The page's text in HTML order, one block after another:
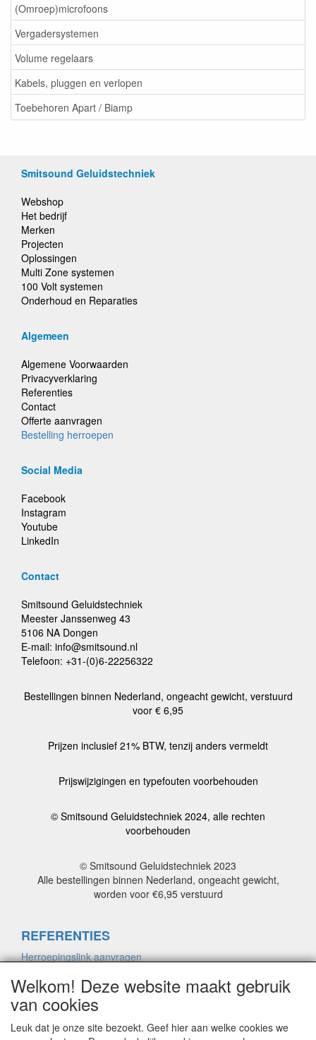
(Omroep)microfoons
Vergadersystemen
Volume regelaars
Kabels, pluggen en verlopen
Toebehoren Apart / Biamp
Smitsound Geluidstechniek
Webshop
Het bedrijf
Merken
Projecten
Oplossingen
Multi Zone systemen
100 Volt systemen
Onderhoud en Reparaties
Algemeen
Algemene Voorwaarden
Privacyverklaring
Referenties
Contact
Offerte aanvragen
Bestelling herroepen
Social Media
Facebook
Instagram
Youtube
LinkedIn
Contact
Smitsound Geluidstechniek
Meester Janssenweg 43
5106 NA Dongen
E-mail: info@smitsound.nl
Telefoon: +31-(0)6-22256322
Bestellingen binnen Nederland, ongeacht gewicht, verstuurd
voor € 6,95
Prijzen inclusief 21% BTW, tenzij anders vermeldt
Prijswijzigingen en typefouten voorbehouden
© Smitsound Geluidstechniek 2024, alle rechten
voorbehouden
© Smitsound Geluidstechniek 2023
Alle bestellingen binnen Nederland, ongeacht gewicht,
worden voor €6,95 verstuurd
REFERENTIES
Herroepingslink aanvragen
ALGEMENE VOORWAARDEN
Herroepingslink aanvragen
Welkom! Deze website maakt gebruik
van cookies
Leuk dat je onze site bezoekt. Geef hier aan welke cookies we